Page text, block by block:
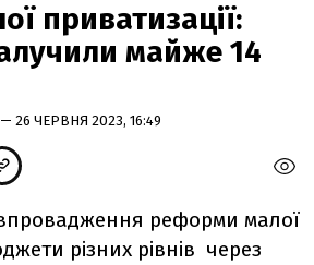
приватизації:
майже 14
— 26 ЧЕРВНЯ 2023, 16:49
впровадження реформи малої
різних рівнів через